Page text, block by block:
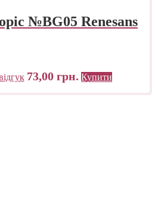
№BG05 Renesans
73,00 грн. Купити